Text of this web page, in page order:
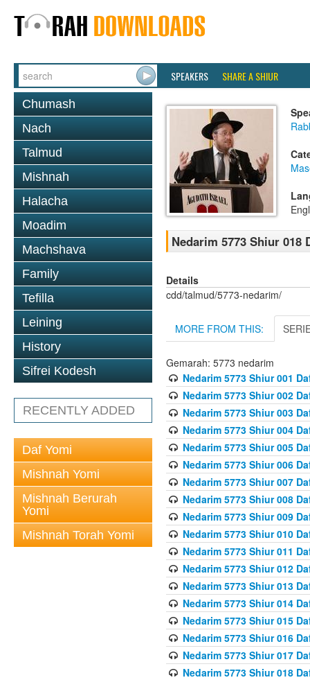
SPEAKERS SHARE A SHIUR
Chumash
Nach
Talmud
Mishnah
Halacha
Moadim
Machshava
Family
Tefilla
Leining
History
Sifrei Kodesh
RECENTLY ADDED
Daf Yomi
Mishnah Yomi
Mishnah Berurah
Yomi
Mishnah Torah Yomi
Nedarim 5773 Shiur 018
Details
cdd/talmud/5773-nedarim/
MORE FROM THIS:
Gemarah: 5773 nedarim
Nedarim 5773 Shiur 001
Nedarim 5773 Shiur 002
Nedarim 5773 Shiur 003
Nedarim 5773 Shiur 004
Nedarim 5773 Shiur 005
Nedarim 5773 Shiur 006
Nedarim 5773 Shiur 007
Nedarim 5773 Shiur 008
Nedarim 5773 Shiur 009
Nedarim 5773 Shiur 010
Nedarim 5773 Shiur 011
Nedarim 5773 Shiur 012
Nedarim 5773 Shiur 013
Nedarim 5773 Shiur 014
Nedarim 5773 Shiur 015
Nedarim 5773 Shiur 016
Nedarim 5773 Shiur 017
Nedarim 5773 Shiur 018